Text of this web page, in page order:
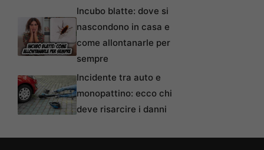
Incubo blatte: dove si
nascondono in casa e
come allontanarle per
sempre
Incidente tra auto e
monopattino: ecco chi
deve risarcire i danni